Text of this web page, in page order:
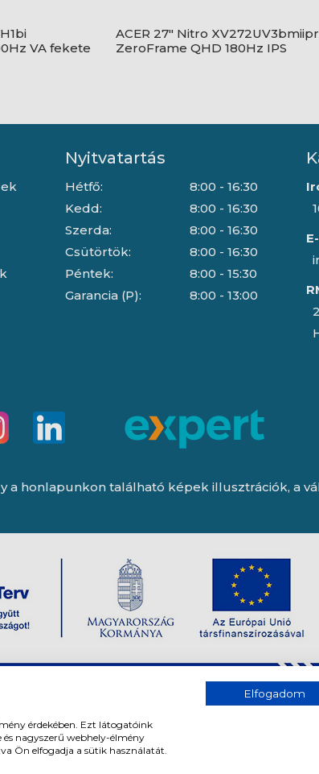
VA fekete
ACER 27" Nitro
ZeroFrame QHD 180Hz IPS
Nyitvatartás
Hétfő:
Kedd:
Szerda:
Csütörtök:
Péntek:
Garancia (P):
8:00 - 16:30
8:00 - 16:30
8:00 - 16:30
8:00 - 16:30
8:00 - 15:30
8:00 - 13:00
honlapunkon található képek illusztrációk, a
rights reserved.
érdekében. Ezt látogatóink
és nagyszerű webhely-élmény
Ön elfogadja a sütik használatát.
Elfogadom